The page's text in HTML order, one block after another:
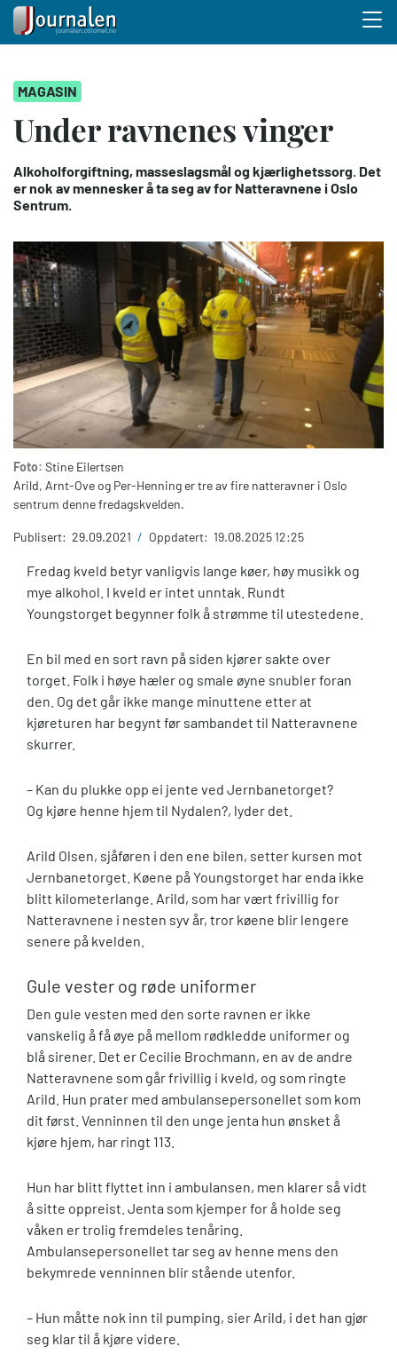
hovedinnhold
MAGASIN
Under ravnenes vinger
Alkoholforgiftning, masseslagsmål og kjærlighetssorg. Det
er nok av mennesker å ta seg av for Natteravnene i Oslo
Sentrum.
Foto: Stine Eilertsen
Arild, Arnt-Ove og Per-Henning er tre av fire natteravner i Oslo
sentrum denne fredagskvelden.
Publisert: 29.09.2021 / Oppdatert: 19.08.2025 12:25
Fredag kveld betyr vanligvis lange køer, høy musikk og
mye alkohol. I kveld er intet unntak. Rundt
Youngstorget begynner folk å strømme til utestedene.
En bil med en sort ravn på siden kjører sakte over
torget. Folk i høye hæler og smale øyne snubler foran
den. Og det går ikke mange minuttene etter at
kjøreturen har begynt før sambandet til Natteravnene
skurrer.
– Kan du plukke opp ei jente ved Jernbanetorget?
Og kjøre henne hjem til Nydalen?, lyder det.
Arild Olsen, sjåføren i den ene bilen, setter kursen mot
Jernbanetorget. Køene på Youngstorget har enda ikke
blitt kilometerlange. Arild, som har vært frivillig for
Natteravnene i nesten syv år, tror køene blir lengere
senere på kvelden.
Gule vester og røde uniformer
Den gule vesten med den sorte ravnen er ikke
vanskelig å få øye på mellom rødkledde uniformer og
blå sirener. Det er Cecilie Brochmann, en av de andre
Natteravnene som går frivillig i kveld, og som ringte
Arild. Hun prater med ambulansepersonellet som kom
dit først. Venninnen til den unge jenta hun ønsket å
kjøre hjem, har ringt 113.
Hun har blitt flyttet inn i ambulansen, men klarer så vidt
å sitte oppreist. Jenta som kjemper for å holde seg
våken er trolig fremdeles tenåring.
Ambulansepersonellet tar seg av henne mens den
bekymrede venninnen blir stående utenfor.
– Hun måtte nok inn til pumping, sier Arild, i det han gjør
seg klar til å kjøre videre.